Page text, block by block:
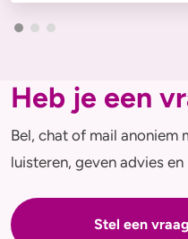
Heb je een
Bel, chat of mail anoniem
luisteren, geven advies
Stel een vraag